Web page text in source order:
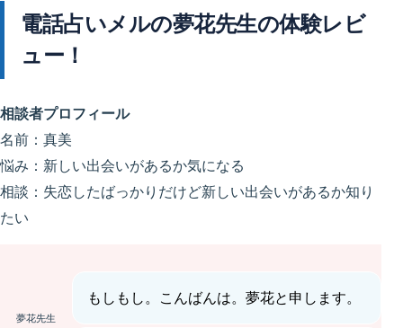
電話占いメルの夢花先生の体験レビ
ュー！
相談者プロフィール
名前：真美
悩み：新しい出会いがあるか気になる
相談：失恋したばっかりだけど新しい出会いがあるか知り
たい
夢花先生
もしもし。こんばんは。夢花と申します。